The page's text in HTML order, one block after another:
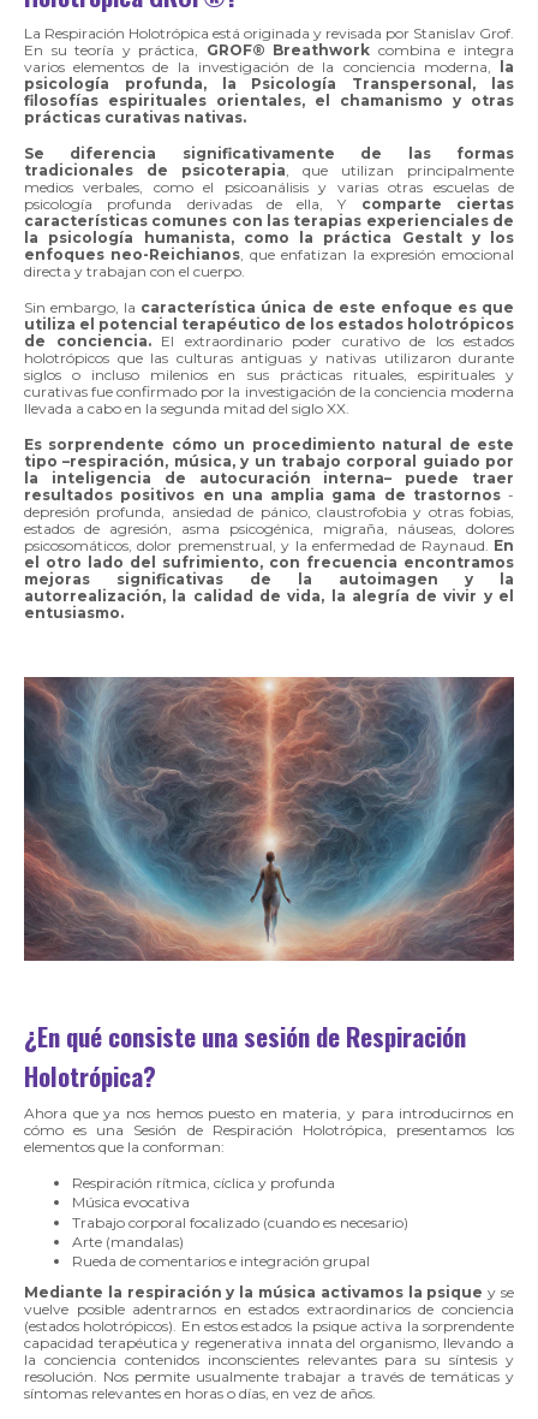
La Respiración Holotrópica está originada y revisada por Stanislav Grof.
En su teoría y práctica, GROF® Breathwork combina e integra
varios elementos de la investigación de la conciencia moderna, la
psicología profunda, la Psicología Transpersonal, las
filosofías espirituales orientales, el chamanismo y otras
prácticas curativas nativas.
Se diferencia significativamente de las formas
tradicionales de psicoterapia , que utilizan principalmente
medios verbales, como el psicoanálisis y varias otras escuelas de
psicología profunda derivadas de ella, Y comparte ciertas
características comunes con las terapias experienciales de
la psicología humanista, como la práctica Gestalt y los
enfoques neo-Reichianos , que enfatizan la expresión emocional
directa y trabajan con el cuerpo.
Sin embargo, la característica única de este enfoque es que
utiliza el potencial terapéutico de los estados holotrópicos
de conciencia.El extraordinario poder curativo de los estados
holotrópicos que las culturas antiguas y nativas utilizaron durante
siglos o incluso milenios en sus prácticas rituales, espirituales y
curativas fue confirmado por la investigación de la conciencia moderna
llevada a cabo en la segunda mitad del siglo XX.
Es sorprendente cómo un procedimiento natural de este
tipo –respiración, música, y un trabajo corporal guiado por
la inteligencia de autocuración interna– puede traer
resultados positivos en una amplia gama de trastornos-
depresión profunda, ansiedad de pánico, claustrofobia y otras fobias,
estados de agresión, asma psicogénica, migraña, náuseas, dolores
psicosomáticos, dolor premenstrual, y la enfermedad de Raynaud. En
el otro lado del sufrimiento, con frecuencia encontramos
mejoras significativas de la autoimagen y la
autorrealización, la calidad de vida, la alegría de vivir y el
entusiasmo.
¿En qué consiste una sesión de Respiración
Holotrópica?
Ahora que ya nos hemos puesto en materia, y para introducirnos en
cómo es una Sesión de Respiración Holotrópica, presentamos los
elementos que la conforman:
Respiración rítmica, cíclica y profunda
Música evocativa
Trabajo corporal focalizado (cuando es necesario)
Arte (mandalas)
Rueda de comentarios e integración grupal
Mediante la respiración y la música activamos la psique y se
vuelve posible adentrarnos en estados extraordinarios de conciencia
(estados holotrópicos). En estos estados la psique activa la sorprendente
capacidad terapéutica y regenerativa innata del organismo, llevando a
la conciencia contenidos inconscientes relevantes para su síntesis y
resolución. Nos permite usualmente trabajar a través de temáticas y
síntomas relevantes en horas o días, en vez de años.